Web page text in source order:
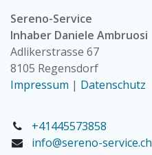
Sereno-Service
Inhaber Daniele Ambruosi
Adlikerstrasse 67
8105 Regensdorf
Impressum | Datenschutz
+41445573858
info@sereno-service.ch